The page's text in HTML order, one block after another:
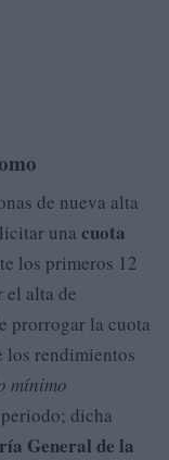
de nueva alta
una cuota
los primeros 12
el alta de
prorrogar la cuota
los rendimientos
mínimo
dicha
General de la